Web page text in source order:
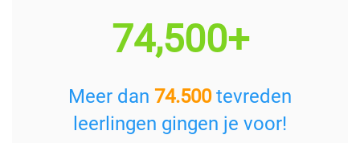
74,500+
Meer dan 74.500tevreden
leerlingen gingen je voor!